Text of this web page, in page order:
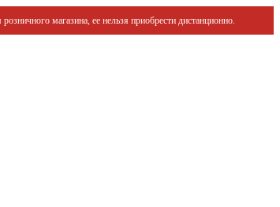
магазина, ее нельзя приобрести дистанционно.